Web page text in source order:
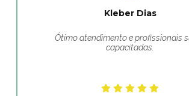
Kleber Dias
Ótimo atendimento e profissionais
capacitadas.